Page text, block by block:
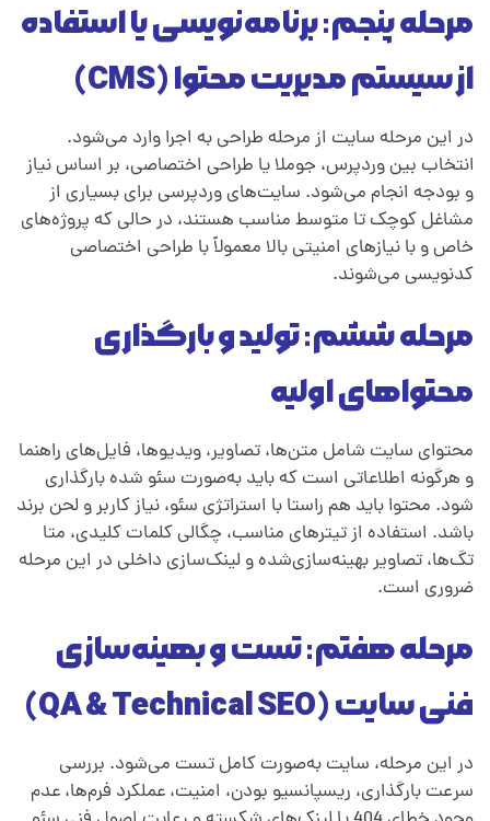
مرحله پنجم: برنامه‌نویسی یا استفاده
از سیستم مدیریت محتوا (CMS)
در این مرحله سایت از مرحله طراحی به اجرا وارد می‌شود.
انتخاب بین وردپرس، جوملا یا طراحی اختصاصی، بر اساس نیاز
و بودجه انجام می‌شود. سایت‌های وردپرسی برای بسیاری از
مشاغل کوچک تا متوسط مناسب‌ هستند، در حالی که پروژه‌های
خاص و با نیازهای امنیتی بالا معمولاً با طراحی اختصاصی
کدنویسی می‌شوند.
مرحله ششم: تولید و بارگذاری
محتواهای اولیه
محتوای سایت شامل متن‌ها، تصاویر، ویدیوها، فایل‌های راهنما
و هرگونه اطلاعاتی است که باید به‌صورت سئو شده بارگذاری
شود. محتوا باید هم‌ راستا با استراتژی سئو، نیاز کاربر و لحن برند
باشد. استفاده از تیترهای مناسب، چگالی کلمات کلیدی، متا
تگ‌ها، تصاویر بهینه‌سازی‌شده و لینک‌سازی داخلی در این مرحله
ضروری است.
مرحله هفتم: تست و بهینه‌سازی
فنی سایت (QA & Technical SEO)
در این مرحله، سایت به‌صورت کامل تست می‌شود. بررسی
سرعت بارگذاری، ریسپانسیو بودن، امنیت، عملکرد فرم‌ها، عدم